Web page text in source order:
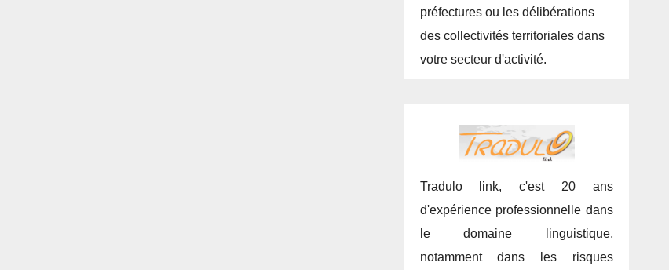
préfectures ou les délibérations
des collectivités territoriales dans
votre secteur d'activité.
Tradulo link, c'est 20 ans
d'expérience professionnelle dans
le domaine linguistique,
notamment dans les risques